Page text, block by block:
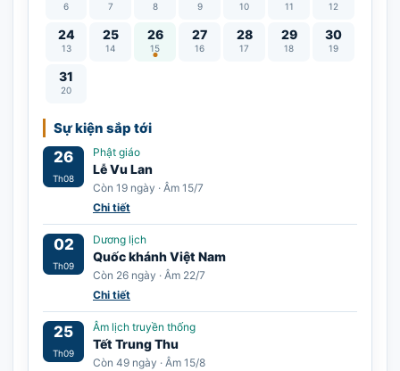
6 7 8 9 10 11 12
24
13
25
14
26
15
Lễ Vu Lan 27
16
28
17
29
18
30
19
31
20
Sự kiện sắp tới
26
Th08
Phật giáo
Lễ Vu Lan
Còn 19 ngày · Âm 15/7
Chi tiết
02
Th09
Dương lịch
Quốc khánh Việt Nam
Còn 26 ngày · Âm 22/7
Chi tiết
25
Th09
Âm lịch truyền thống
Tết Trung Thu
Còn 49 ngày · Âm 15/8